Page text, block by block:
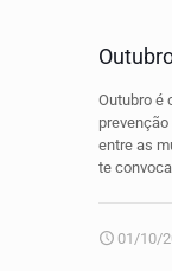
Outubro é
entre as
te
01/10/